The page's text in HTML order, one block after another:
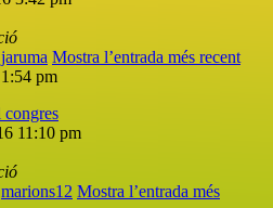
jaruma Mostra l’entrada més recent
pm
11:10 pm
marions12 Mostra l’entrada més